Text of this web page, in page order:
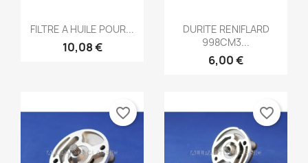
Aperçu rapide
FILTRE A HUILE POUR...
10,08 €
 Aperçu rapide
DURITE RENIFLARD
998CM3...
6,00 €
favorite_border favorite_border